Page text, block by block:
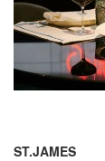
ST.JAMES